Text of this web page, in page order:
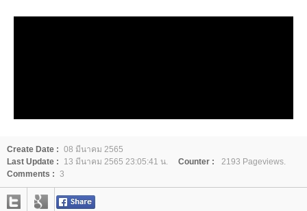
Create Date : 08 มีนาคม 2565
Last Update :
13 มีนาคม 2565 23:05:41 น. Counter :
2193 Pageviews.
Comments : 3